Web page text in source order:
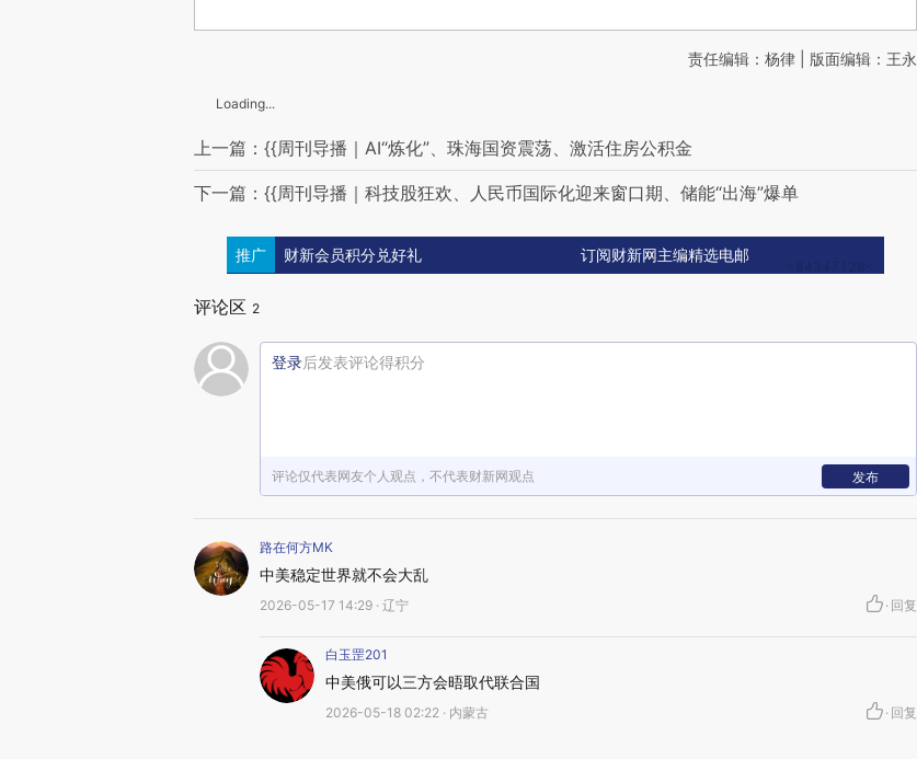
责任编辑：杨律 | 版面编辑：王永
Loading...
上一篇：{{周刊导播｜AI“炼化”、珠海国资震荡、激活住房公积金
下一篇：{{周刊导播｜科技股狂欢、人民币国际化迎来窗口期、储能“出海”爆单
推广 财新会员积分兑好礼 订阅财新网主编精选电邮
评论区 2
登录后发表评论得积分
评论仅代表网友个人观点，不代表财新网观点 发布
路在何方MK
中美稳定世界就不会大乱
2026-05-17 14:29 · 辽宁 · 回复
白玉罡201
中美俄可以三方会晤取代联合国
2026-05-18 02:22 · 内蒙古 · 回复